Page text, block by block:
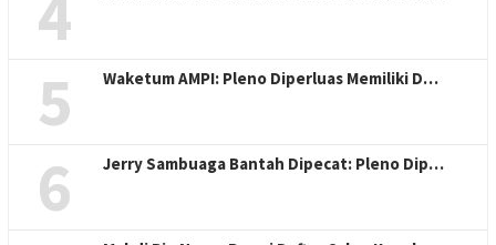
5 Waketum AMPI: Pleno Diperluas Memiliki D…
6 Jerry Sambuaga Bantah Dipecat: Pleno Dip…